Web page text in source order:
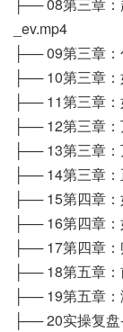
_ev.mp4
├── 09第三章
├── 10第三章
├── 11第三章
├── 12第三章
├── 13第三章
├── 14第三章
├── 15第四章
├── 16第四章
├── 17第四章
├── 18第五章
├── 19第五章
├── 20实操复